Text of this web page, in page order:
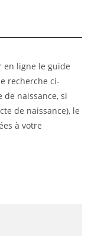
en ligne le guide
recherche ci-
de naissance, si
de naissance), le
à votre